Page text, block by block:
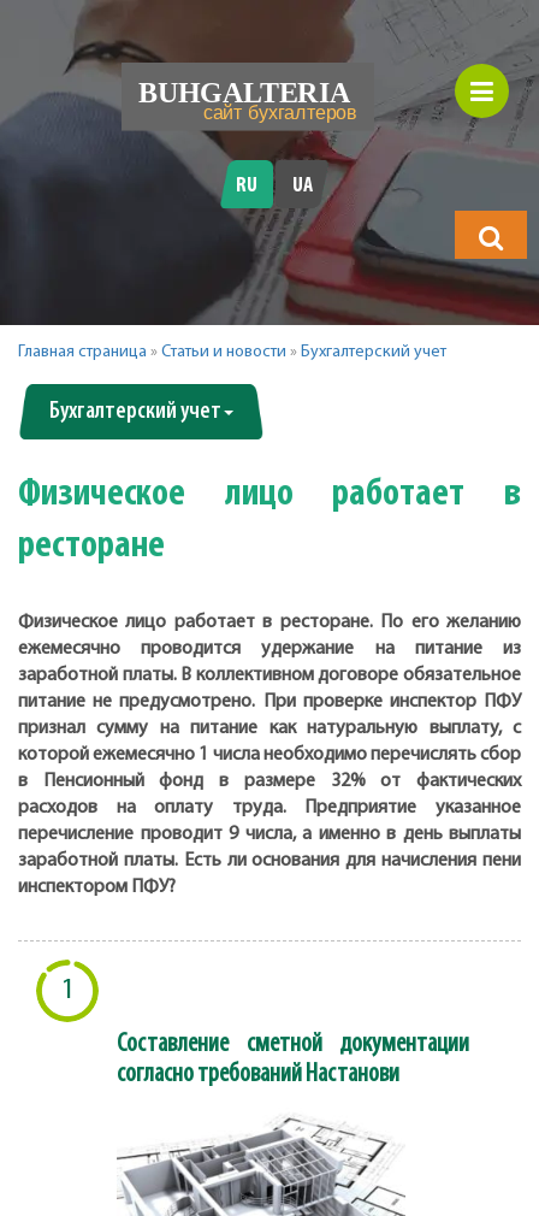
будете
искать?
RU UA
Главная страница » Статьи и новости » Бухгалтерский учет
Бухгалтерский учет
Физическое лицо работает в
ресторане
Физическое лицо работает в ресторане. По его желанию
ежемесячно проводится удержание на питание из
заработной платы. В коллективном договоре обязательное
питание не предусмотрено. При проверке инспектор ПФУ
признал сумму на питание как натуральную выплату, с
которой ежемесячно 1 числа необходимо перечислять сбор
в Пенсионный фонд в размере 32% от фактических
расходов на оплату труда. Предприятие указанное
перечисление проводит 9 числа, а именно в день выплаты
заработной платы. Есть ли основания для начисления пени
инспектором ПФУ?
1
Составление сметной документации
согласно требований Настанови